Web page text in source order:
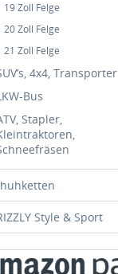
19 Zoll Felge
20 Zoll Felge
21 Zoll Felge
4x4, Transporter
Bus
Stapler,
Style & Sport